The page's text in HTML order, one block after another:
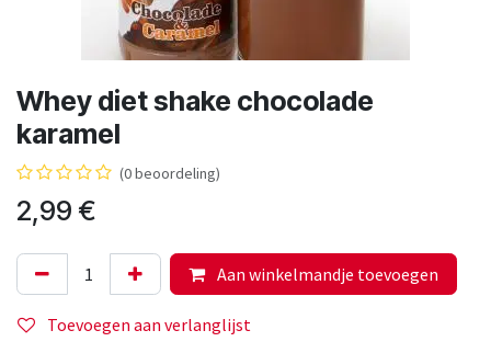
Whey diet shake chocolade
karamel
(0 beoordeling)
2,99 €
Aan winkelmandje toevoegen
Toevoegen aan verlanglijst